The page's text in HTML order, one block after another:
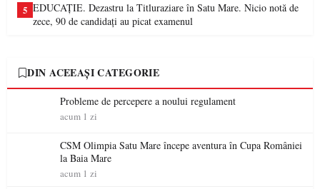
5 EDUCAȚIE. Dezastru la Titluraziare în Satu Mare. Nicio notă de
zece, 90 de candidați au picat examenul
DIN ACEEAȘI CATEGORIE
Probleme de percepere a noului regulament
acum 1 zi
CSM Olimpia Satu Mare începe aventura în Cupa României
la Baia Mare
acum 1 zi